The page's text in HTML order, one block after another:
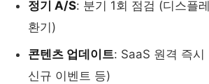
정기 A/S: 분기 1회 점검 (디스플
환기)
콘텐츠 업데이트: SaaS 원격 즉시
신규 이벤트 등)